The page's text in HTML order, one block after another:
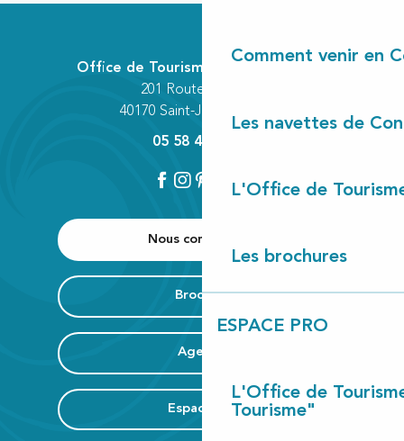
Comment venir en
Les navettes de
L'Office de
Les brochures
ESPACE PRO
L'Office de
Tourisme"
Nous contacter
Brochure
Agenda
Espace Pro
Office de Tourisme Communautaire
201 Route des Lacs
40170 Saint-Julien-en-Born
05 58 42 89 80